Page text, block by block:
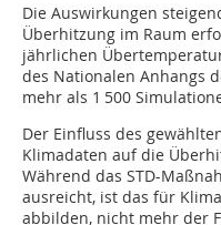
Die Auswirkungen
Überhitzung im Raum
jährlichen
des Nationalen Anhangs
mehr als 1 500
Der Einfluss des
Klimadaten auf die
Während das STD-
ausreicht, ist das für
abbilden, nicht mehr der